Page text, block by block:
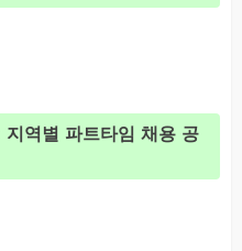
역별 파트타임 채용 공